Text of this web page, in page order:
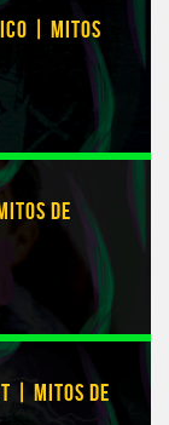
| MITOS
DE
| MITOS DE